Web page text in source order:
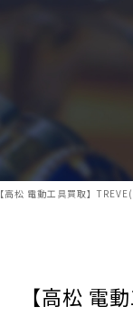
【高松 電動工具買取】
【高松 電